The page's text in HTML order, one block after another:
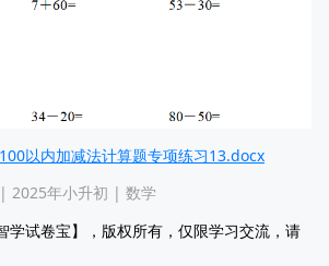
100以内加减法计算题专项练习13.docx
| 2025年小升初 | 数学
试卷宝】，版权所有，仅限学习交流，请